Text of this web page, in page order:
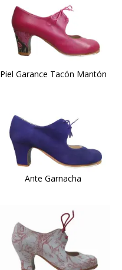
Piel Garance Tacón Mantón
Ante Garnacha